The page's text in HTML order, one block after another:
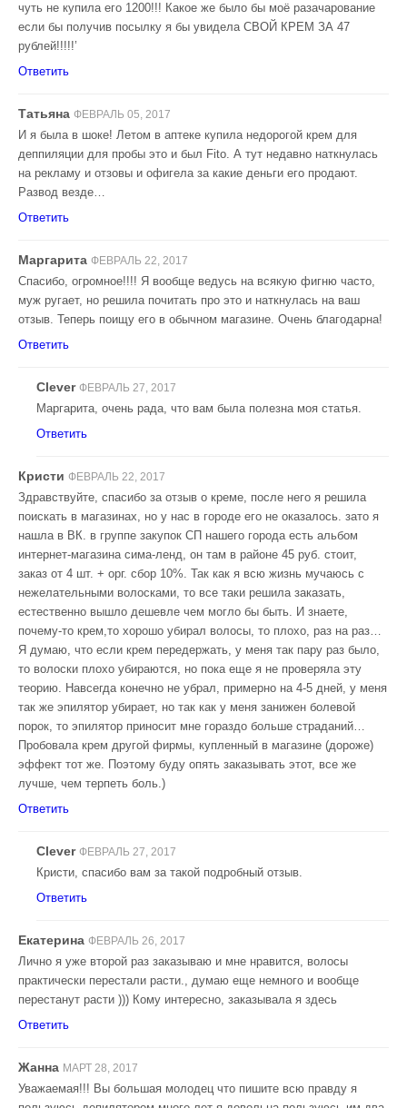
чуть не купила его 1200!!! Какое же было бы моё разачарование
если бы получив посылку я бы увидела СВОЙ КРЕМ ЗА 47
рублей!!!!!’
Ответить
Татьяна ФЕВРАЛЬ 05, 2017
И я была в шоке! Летом в аптеке купила недорогой крем для
деппиляции для пробы это и был Fito. А тут недавно наткнулась
на рекламу и отзовы и офигела за какие деньги его продают.
Развод везде…
Ответить
Маргарита ФЕВРАЛЬ 22, 2017
Спасибо, огромное!!!! Я вообще ведусь на всякую фигню часто,
муж ругает, но решила почитать про это и наткнулась на ваш
отзыв. Теперь поищу его в обычном магазине. Очень благодарна!
Ответить
Clever ФЕВРАЛЬ 27, 2017
Маргарита, очень рада, что вам была полезна моя статья.
Ответить
Кристи ФЕВРАЛЬ 22, 2017
Здравствуйте, спасибо за отзыв о креме, после него я решила
поискать в магазинах, но у нас в городе его не оказалось. зато я
нашла в ВК. в группе закупок СП нашего города есть альбом
интернет-магазина сима-ленд, он там в районе 45 руб. стоит,
заказ от 4 шт. + орг. сбор 10%. Так как я всю жизнь мучаюсь с
нежелательными волосками, то все таки решила заказать,
естественно вышло дешевле чем могло бы быть. И знаете,
почему-то крем,то хорошо убирал волосы, то плохо, раз на раз…
Я думаю, что если крем передержать, у меня так пару раз было,
то волоски плохо убираются, но пока еще я не проверяла эту
теорию. Навсегда конечно не убрал, примерно на 4-5 дней, у меня
так же эпилятор убирает, но так как у меня занижен болевой
порок, то эпилятор приносит мне гораздо больше страданий…
Пробовала крем другой фирмы, купленный в магазине (дороже)
эффект тот же. Поэтому буду опять заказывать этот, все же
лучше, чем терпеть боль.)
Ответить
Clever ФЕВРАЛЬ 27, 2017
Кристи, спасибо вам за такой подробный отзыв.
Ответить
Екатерина ФЕВРАЛЬ 26, 2017
Лично я уже второй раз заказываю и мне нравится, волосы
практически перестали расти., думаю еще немного и вообще
перестанут расти ))) Кому интересно, заказывала я здесь
Ответить
Жанна МАРТ 28, 2017
Уважаемая!!! Вы большая молодец что пишите всю правду я